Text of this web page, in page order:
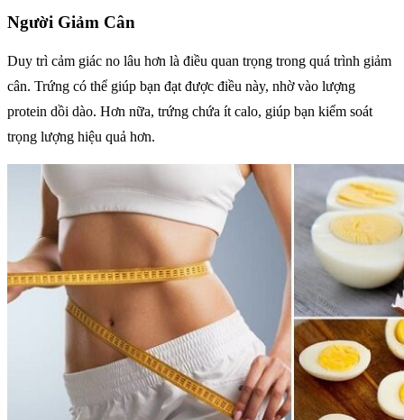
Người Giảm Cân
Duy trì cảm giác no lâu hơn là điều quan trọng trong quá trình giảm
cân. Trứng có thể giúp bạn đạt được điều này, nhờ vào lượng
protein dồi dào. Hơn nữa, trứng chứa ít calo, giúp bạn kiểm soát
trọng lượng hiệu quả hơn.